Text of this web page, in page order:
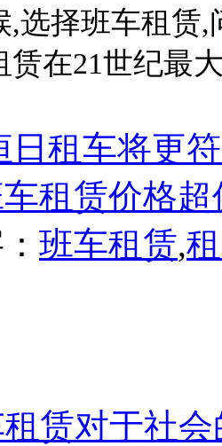
,选择班车租赁
赁在21世纪最
日租车将更
租赁价格
班车租赁,
赁对于社